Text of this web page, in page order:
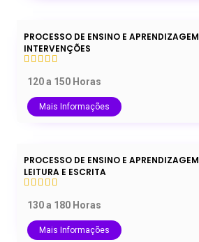
PROCESSO DE ENSINO E APRENDIZAGEM
INTERVENÇÕES
120 a 150 Horas
Mais Informações
PROCESSO DE ENSINO E APRENDIZAGEM
LEITURA E ESCRITA
130 a 180 Horas
Mais Informações